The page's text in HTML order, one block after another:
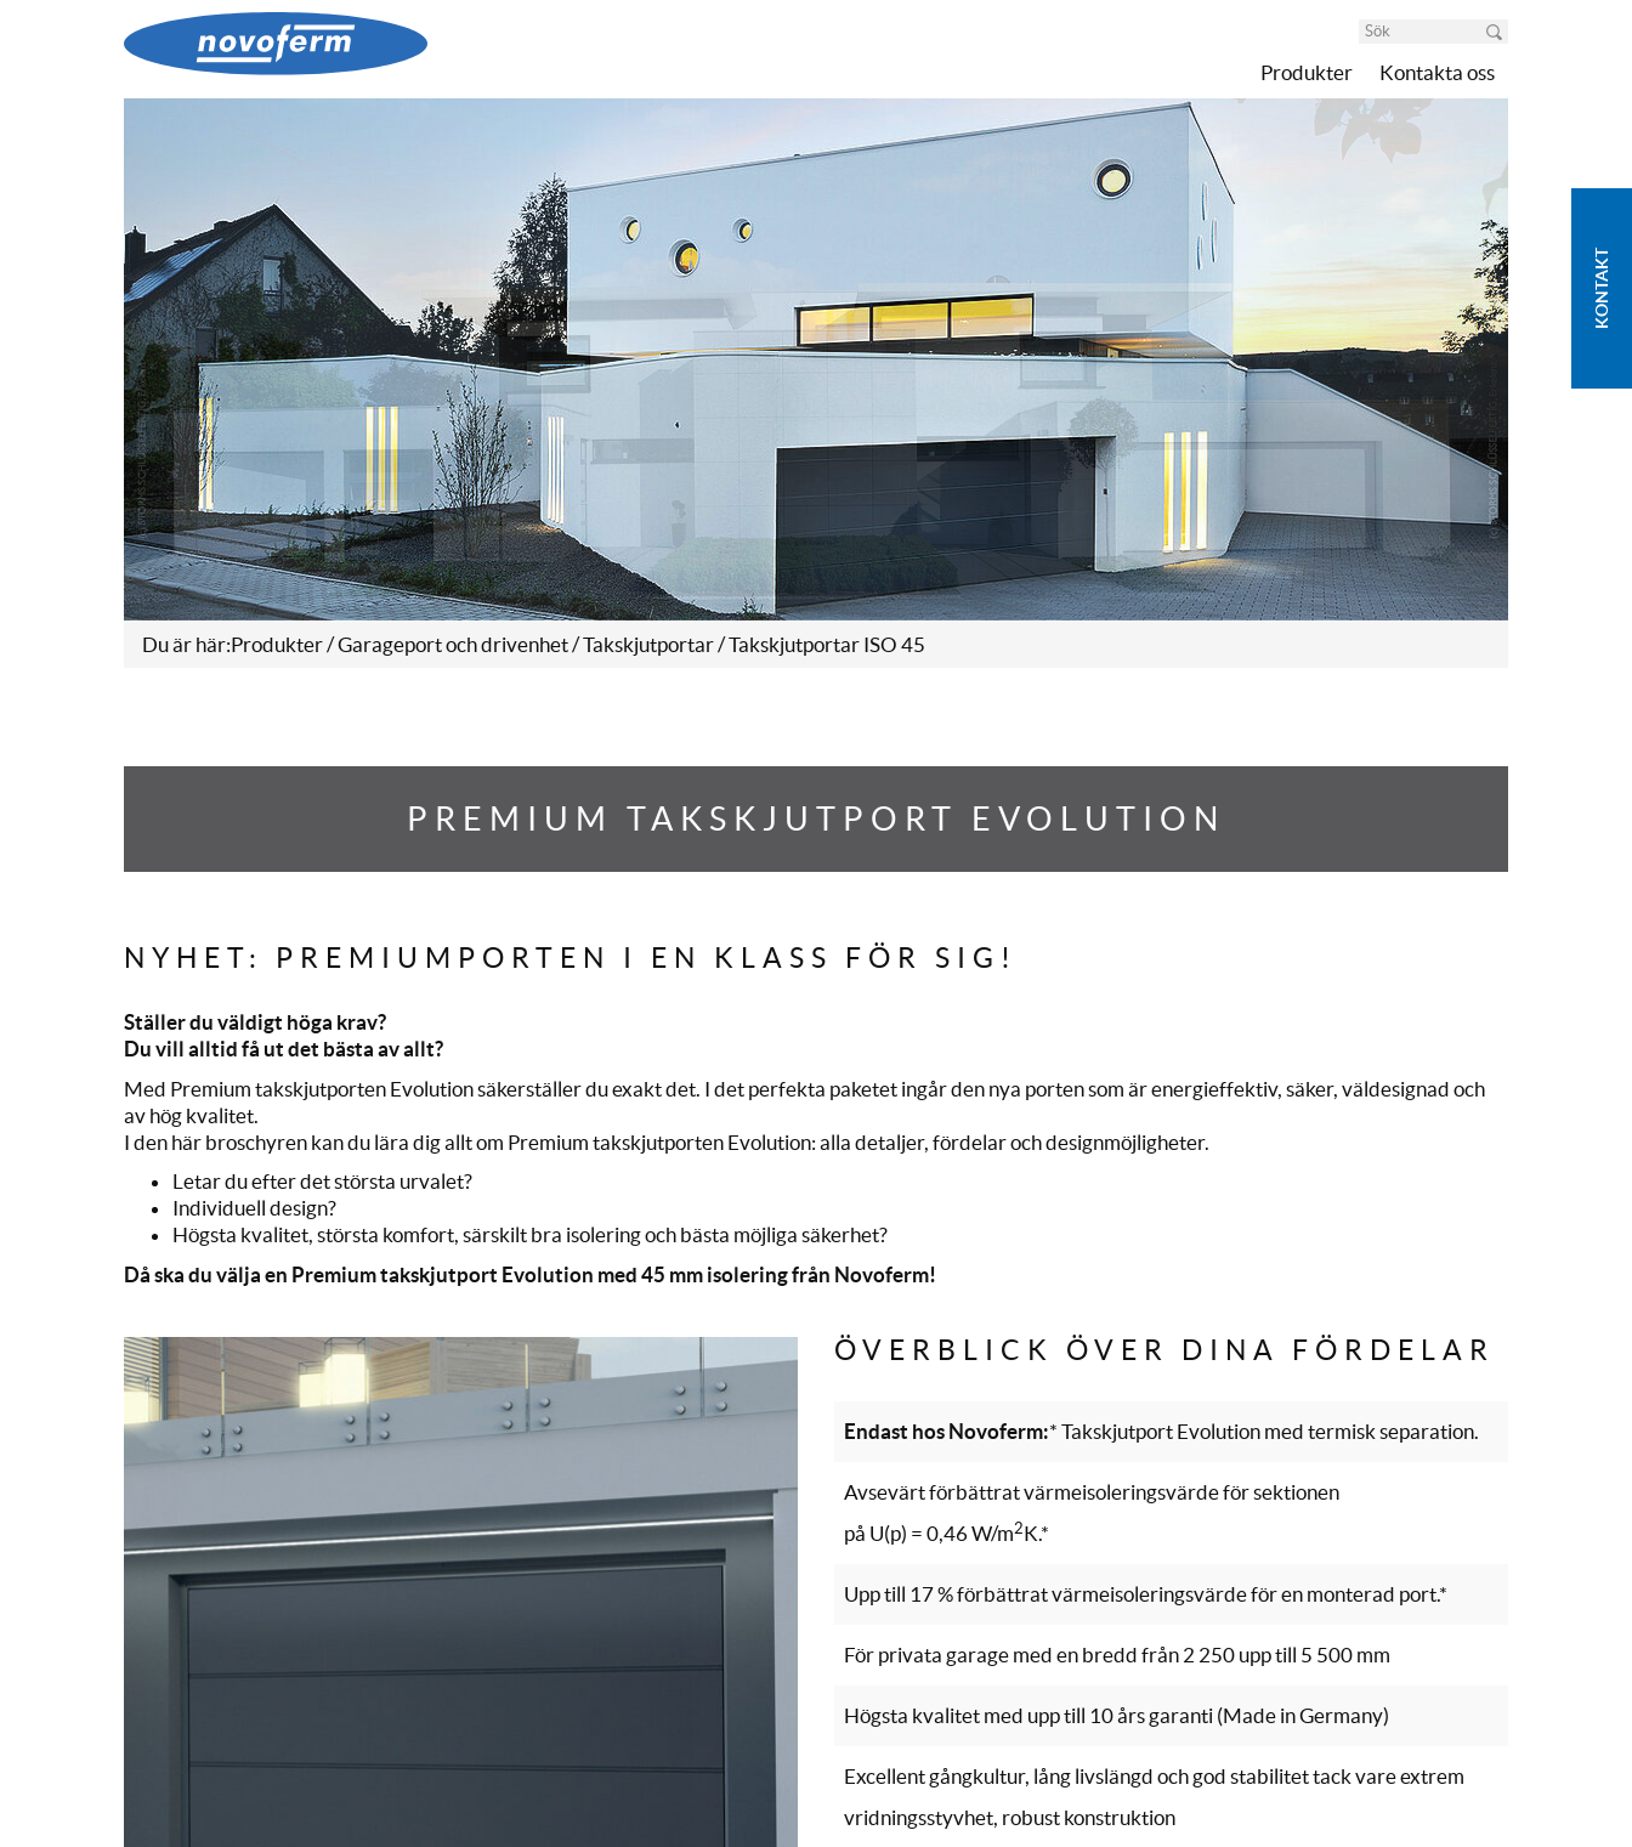
Produkter Kontakta oss
KONTAKT
Du är här:Produkter/Garageport och drivenhet/Takskjutportar/ Takskjutportar ISO 45
PREMIUM TAKSKJUTPORT EVOLUTION
NYHET: PREMIUMPORTEN I EN KLASS FÖR SIG!
Ställer du väldigt höga krav?
Du vill alltid få ut det bästa av allt?
Med Premium takskjutporten Evolution säkerställer du exakt det. I det perfekta paketet ingår den nya porten som är energieffektiv, säker, väldesignad och
av hög kvalitet.
I den här broschyren kan du lära dig allt om Premium takskjutporten Evolution: alla detaljer, fördelar och designmöjligheter.
Letar du efter det största urvalet?
Individuell design?
Högsta kvalitet, största komfort, särskilt bra isolering och bästa möjliga säkerhet?
Då ska du välja en Premium takskjutport Evolution med 45 mm isolering från Novoferm!
ÖVERBLICK ÖVER DINA FÖRDELAR
Endast hos Novoferm:* Takskjutport Evolution med termisk separation.
Avsevärt förbättrat värmeisoleringsvärde för sektionen
på U(p) = 0,46 W/m2K.*
Upp till 17 % förbättrat värmeisoleringsvärde för en monterad port.*
För privata garage med en bredd från 2 250 upp till 5 500 mm
Högsta kvalitet med upp till 10 års garanti (Made in Germany)
Excellent gångkultur, lång livslängd och god stabilitet tack vare extrem
vridningsstyvhet, robust konstruktion